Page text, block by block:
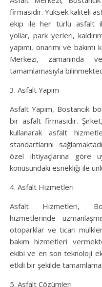
firmasıdır. Yüksek kaliteli
ekip ile her türlü asfalt
yollar, park yerleri,
yapımı, onarımı ve
Merkezi, zamanında
tamamlamasıyla
3. Asfalt Yapım
Asfalt Yapım, Bostancık
bir asfalt firmasıdır.
kullanarak asfalt
standartlarını
özel ihtiyaçlarına göre
konusundaki esnekliği ile
4. Asfalt Hizmetleri
Asfalt Hizmetleri,
hizmetlerinde
otoparklar ve ticari
bakım hizmetleri
ekibi ve en son teknoloji
etkili bir şekilde
5. Asfalt Çözümleri